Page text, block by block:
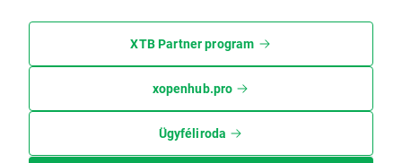
XTB Partner program
xopenhub.pro
Ügyféliroda